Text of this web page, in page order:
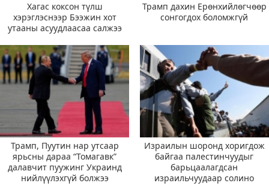
Хагас коксон түлш
хэрэглэснээр Бээжин хот
утааны асуудлаасаа салжээ
Трамп дахин Ерөнхийлөгчөөр
сонгогдох боломжгүй
Трамп, Пуутин нар утсаар
ярьсны дараа “Томагавк”
далавчит пуужинг Украинд
нийлүүлэхгүй болжээ
Израилын шоронд хоригдож
байгаа палестинчуудыг
барьцаалагдсан
израильчуудаар солино